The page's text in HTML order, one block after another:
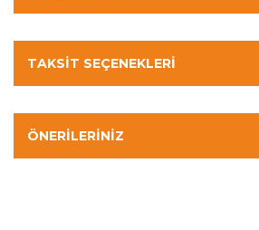
TAKSIT SEÇENEKLERI
ÖNERILERINIZ